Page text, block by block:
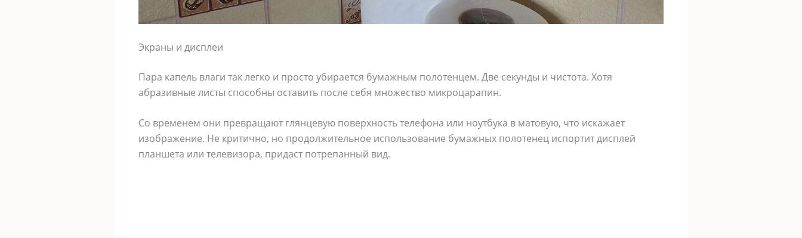
Экраны и дисплеи
Пара капель влаги так легко и просто убирается бумажным полотенцем. Две секунды и чистота. Хотя
абразивные листы способны оставить после себя множество микроцарапин.
Со временем они превращают глянцевую поверхность телефона или ноутбука в матовую, что искажает
изображение. Не критично, но продолжительное использование бумажных полотенец испортит дисплей
планшета или телевизора, придаст потрепанный вид.